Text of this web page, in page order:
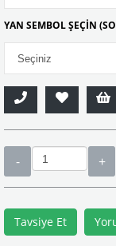
YAN SEMBOL ŞEÇİN
Tavsiye Et